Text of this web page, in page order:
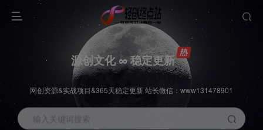
源创文化 ∞ 稳定更新
网创资源&实战项目&365天稳定更新 站长微信：www131478901
输入关键词搜索